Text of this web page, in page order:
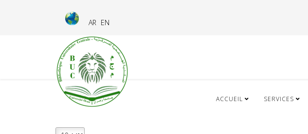
AR EN
ACCUEIL SERVICES